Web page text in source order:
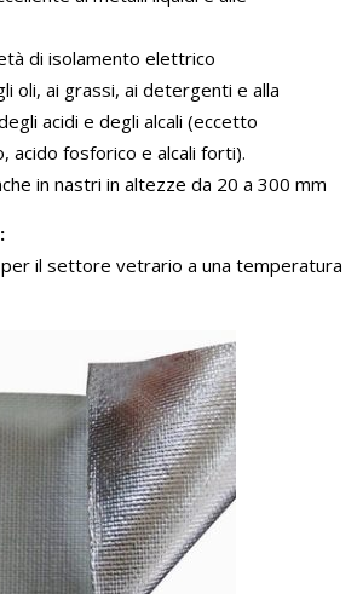
di isolamento elettrico
oli, ai grassi, ai detergenti e alla
acidi e degli alcali (eccetto
acido fosforico e alcali forti).
in nastri in altezze da 20 a 300 mm
per il settore vetrario a una temperatura